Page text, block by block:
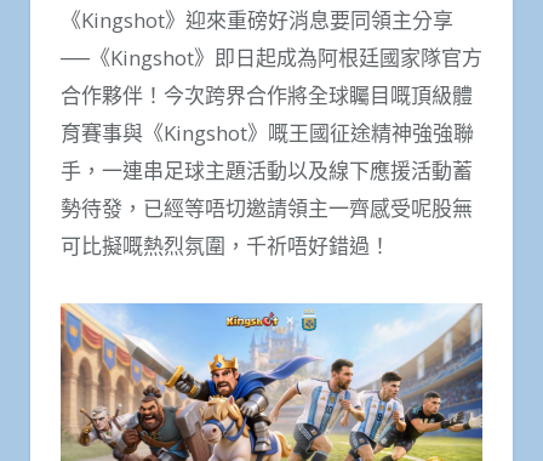
《Kingshot》迎來重磅好消息要同領主分享
──《Kingshot》即日起成為阿根廷國家隊官方
合作夥伴！今次跨界合作將全球矚目嘅頂級體
育賽事與《Kingshot》嘅王國征途精神強強聯
手，一連串足球主題活動以及線下應援活動蓄
勢待發，已經等唔切邀請領主一齊感受呢股無
可比擬嘅熱烈氛圍，千祈唔好錯過！